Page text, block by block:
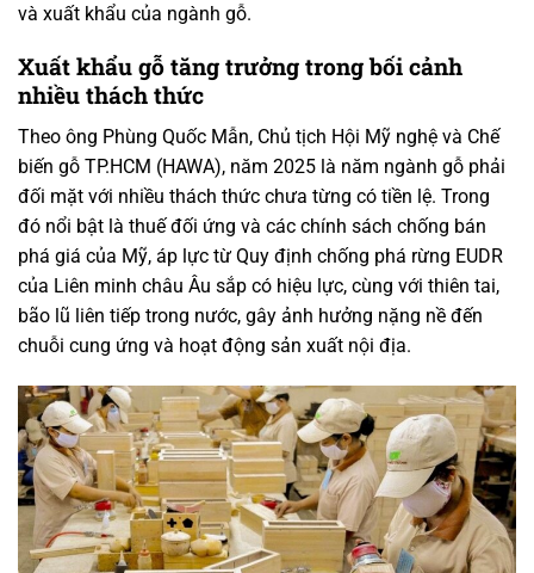
và xuất khẩu của ngành gỗ.
Xuất khẩu gỗ tăng trưởng trong bối cảnh
nhiều thách thức
Theo ông Phùng Quốc Mẫn, Chủ tịch Hội Mỹ nghệ và Chế
biến gỗ TP.HCM (HAWA), năm 2025 là năm ngành gỗ phải
đối mặt với nhiều thách thức chưa từng có tiền lệ. Trong
đó nổi bật là thuế đối ứng và các chính sách chống bán
phá giá của Mỹ, áp lực từ Quy định chống phá rừng EUDR
của Liên minh châu Âu sắp có hiệu lực, cùng với thiên tai,
bão lũ liên tiếp trong nước, gây ảnh hưởng nặng nề đến
chuỗi cung ứng và hoạt động sản xuất nội địa.